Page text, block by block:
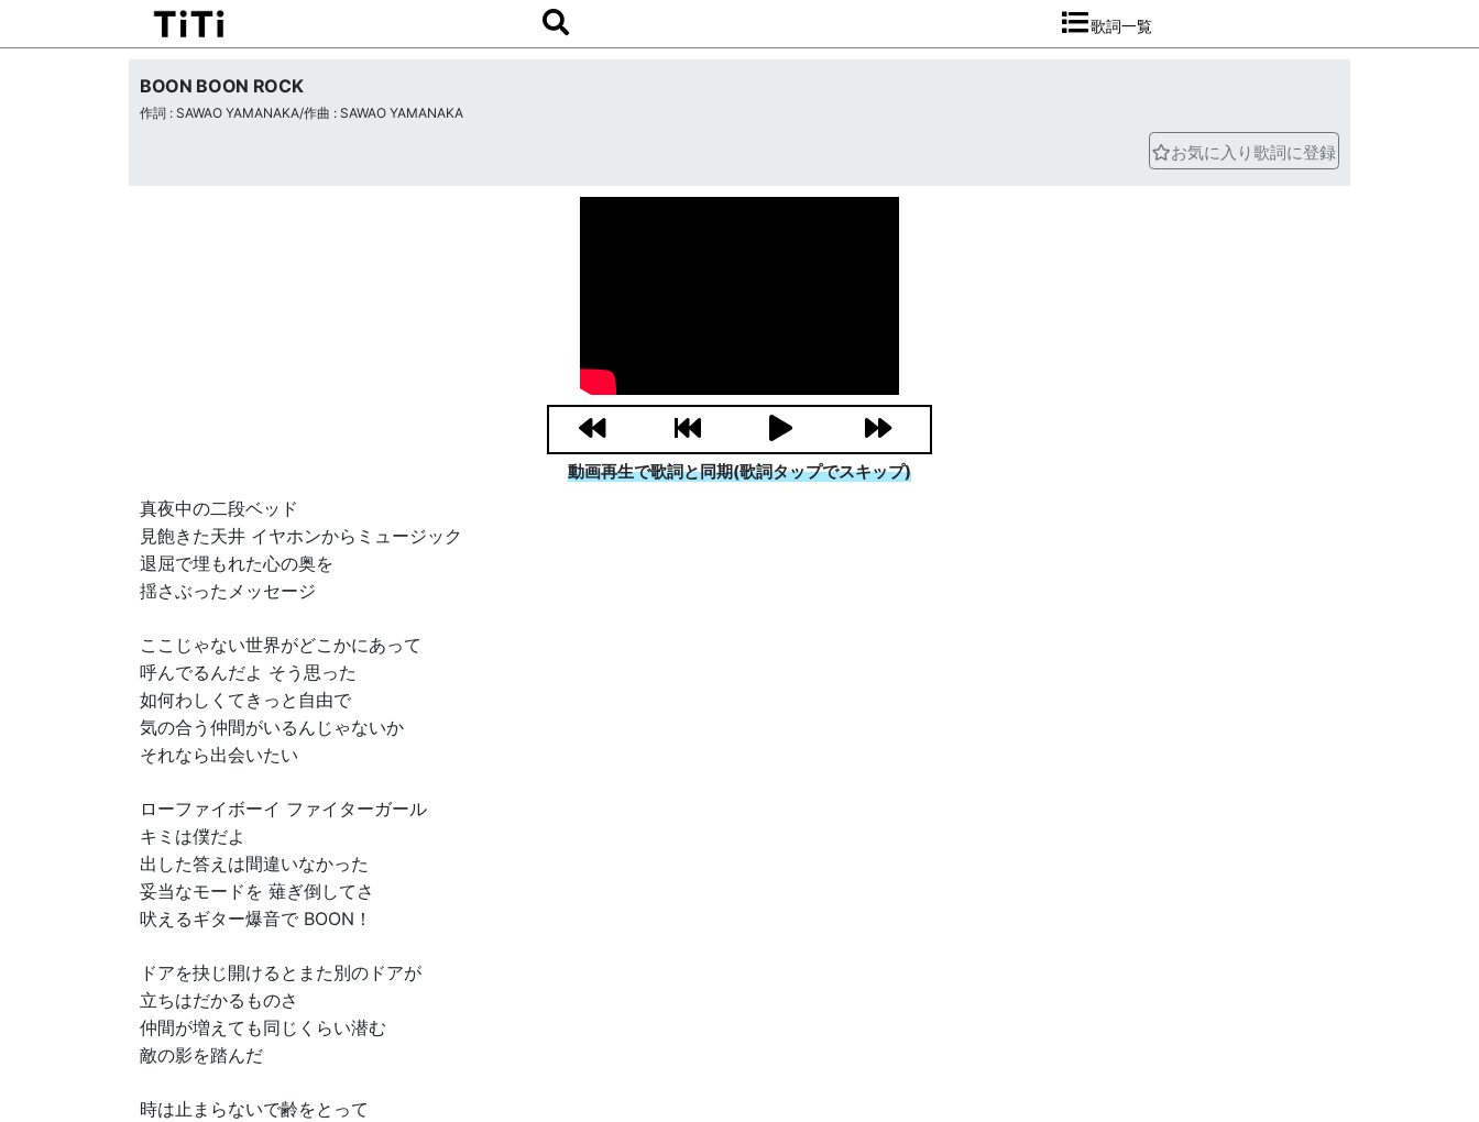
歌詞一覧
BOON BOON ROCK
作詞 : SAWAO YAMANAKA/作曲 : SAWAO YAMANAKA
お気に入り歌詞に登録
動画再生で歌詞と同期(歌詞タップでスキップ)
真夜中の二段ベッド
見飽きた天井 イヤホンからミュージック
退屈で埋もれた心の奥を
揺さぶったメッセージ
ここじゃない世界がどこかにあって
呼んでるんだよ そう思った
如何わしくてきっと自由で
気の合う仲間がいるんじゃないか
それなら出会いたい
ローファイボーイ ファイターガール
キミは僕だよ
出した答えは間違いなかった
妥当なモードを 薙ぎ倒してさ
吠えるギター爆音で BOON！
ドアを抉じ開けるとまた別のドアが
立ちはだかるものさ
仲間が増えても同じくらい潜む
敵の影を踏んだ
時は止まらないで齢をとって